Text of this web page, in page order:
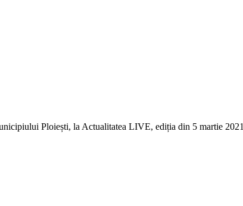
Ploiești, la Actualitatea LIVE, ediția din 5 martie 2021